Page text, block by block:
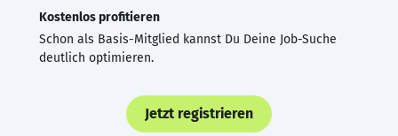
Kostenlos profitieren
Schon als Basis-Mitglied kannst Du Deine Job-Suche
deutlich optimieren.
Jetzt registrieren